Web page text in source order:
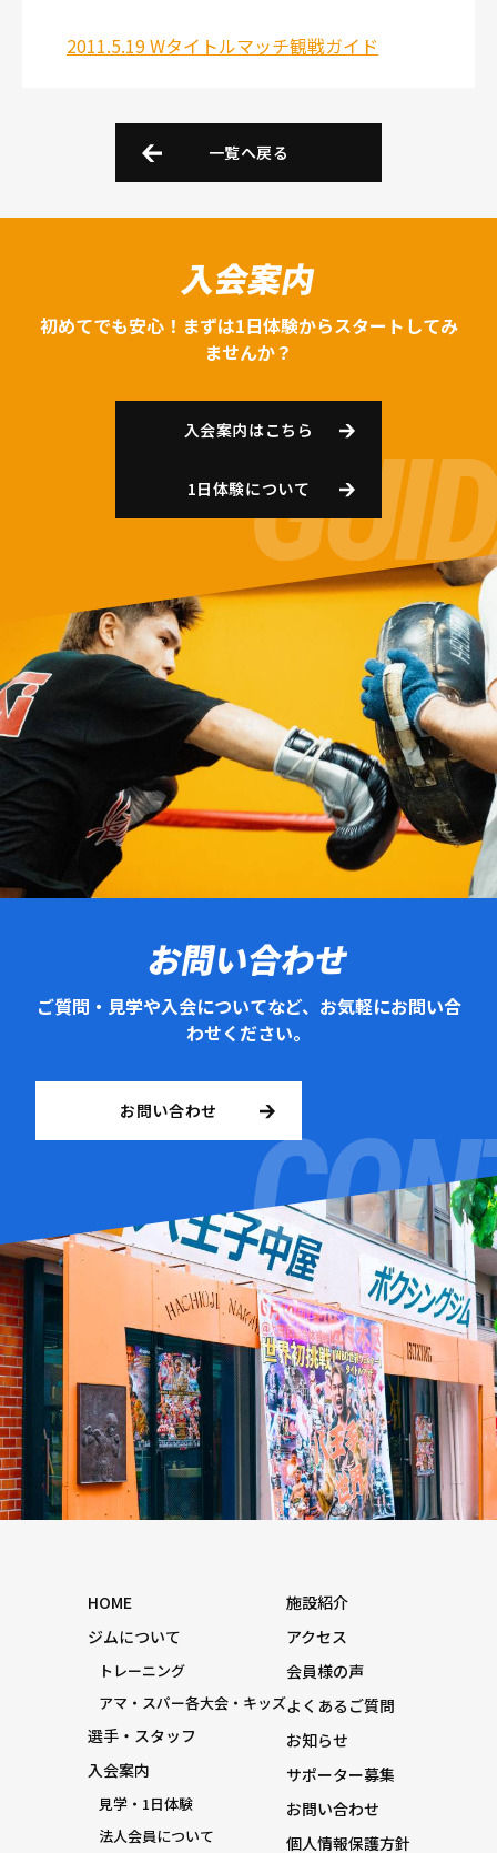
2011.5.19 Wタイトルマッチ観戦ガイド
一覧へ戻る
入会案内
初めてでも安心！まずは1日体験からスタートしてみ
ませんか？
入会案内はこちら
1日体験について
お問い合わせ
ご質問・見学や入会についてなど、お気軽にお問い合
わせください。
お問い合わせ
HOME
ジムについて
トレーニング
アマ・スパー各大会・キッズ
選手・スタッフ
入会案内
見学・1日体験
法人会員について
施設紹介
アクセス
会員様の声
よくあるご質問
お知らせ
サポーター募集
お問い合わせ
個人情報保護方針